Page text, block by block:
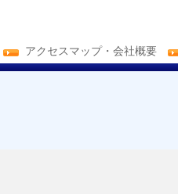
アクセスマップ・会社概要